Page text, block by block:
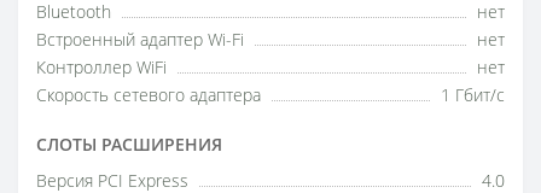
Bluetooth
нет
Встроенный адаптер Wi-Fi
нет
Контроллер WiFi
нет
Скорость сетевого адаптера
1 Гбит/с
СЛОТЫ РАСШИРЕНИЯ
Версия PCI Express
4.0